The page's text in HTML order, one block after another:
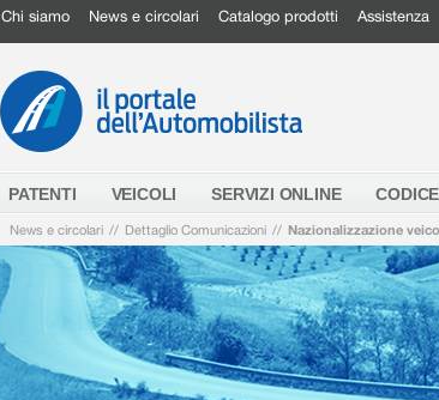
Chi siamo News e circolari Catalogo prodotti Assistenza
PATENTI VEICOLI SERVIZI ONLINE
News e circolari // Dettaglio Comunicazioni // Nazionalizzazione